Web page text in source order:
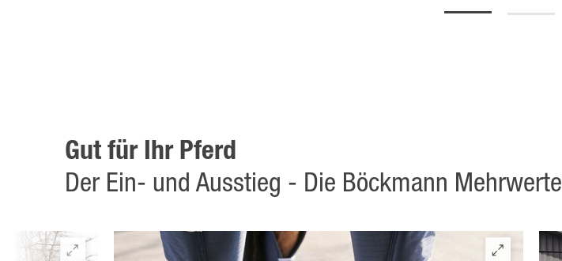
Gut für Ihr Pferd
Der Ein- und Ausstieg - Die Böckmann Mehrwerte